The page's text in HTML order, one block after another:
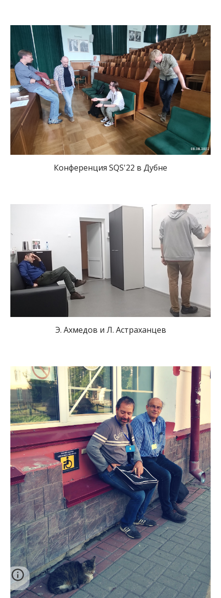
Конференция SQS'22 в Дубне
Э. Ахмедов и Л. Астраханцев